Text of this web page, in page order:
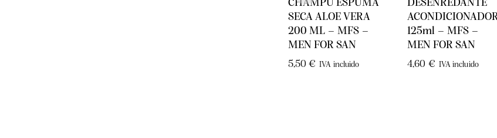
CHAMPU ESPUMA
SECA ALOE VERA
200 ML – MFS –
MEN FOR SAN
5,50€ IVA incluido
DESENREDANTE
125ml – MFS –
MEN FOR SAN
4,60 € IVA incluido